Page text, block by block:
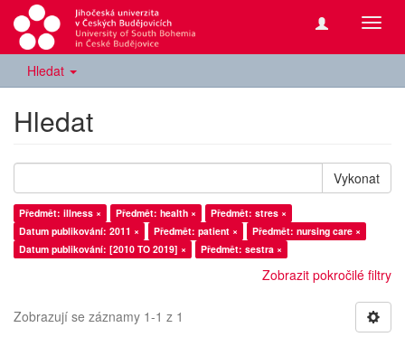
Hledat
Hledat
Vykonat
Předmět: illness × Předmět: health ×
Předmět: stres ×
Datum publikování: 2011 ×
Předmět: patient ×
Předmět: nursing care ×
Datum publikování: [2010 TO 2019] ×
Předmět: sestra ×
Zobrazit pokročilé filtry
Zobrazují se záznamy 1-1 z 1